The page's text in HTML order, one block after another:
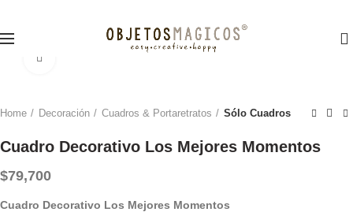
Home Decoración Cuadros & Portaretratos Sólo Cuadros
Cuadro Decorativo Los Mejores Momentos
$79,700
Cuadro Decorativo Los Mejores Momentos